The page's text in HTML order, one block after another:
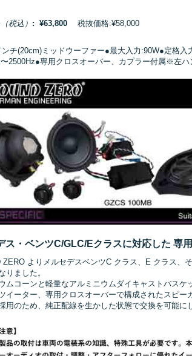
（税込） : ¥63,800 税抜価格:¥58,000
ンチ(20cm)ミッドウーファー●最大入力:90W●定格
2500Hz●専用クロスオーバー、カプラー付属※左ハ
ス・ベンツC/GLC/Eクラスに対応した 専
ZERO よりメルセデスベンツC クラス、E クラス、
りました。
ムコーンと軽量なアルミニウムダイキャストバス
イーター、専用クロスオーバーで構成されたスピー
用のため、純正配線を生かした状態で交換を可能に